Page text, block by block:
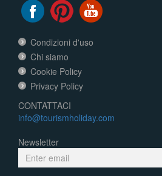
Condizioni d'uso
Chi siamo
Cookie Policy
Privacy Policy
CONTATTACI
info@tourismholiday.com
Newsletter